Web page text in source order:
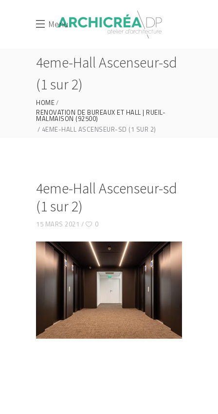
Menu
4eme-Hall Ascenseur-sd
(1 sur 2)
HOME
RENOVATION DE BUREAUX ET HALL | RUEIL-
MALMAISON (92500)
4EME-HALL ASCENSEUR-SD (1 SUR 2)
4eme-Hall Ascenseur-sd
(1 sur 2)
15 MARS 2021 0